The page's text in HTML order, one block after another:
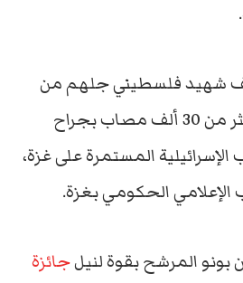
أكثر من 13 ألف شهيد فلسطيني جلهم من
المدنيين، وأصيب أكثر من 30 ألف مصاب بجراح
المستمرة على غزة،
الإعلامي الحكومي بغزة.
بونو المرشح بقوة لنيلجائزة